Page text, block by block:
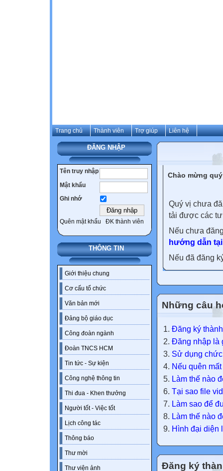
Trang chủ Thành viên Trợ giúp Liên hệ
ĐĂNG NHẬP
Tên truy nhập
Mật khẩu
Ghi nhớ
Quên mật khẩu ĐK thành viên
THÔNG TIN
Giới thiệu chung
Cơ cấu tổ chức
Văn bản mới
Đảng bộ giáo dục
Công đoàn ngành
Đoàn TNCS HCM
Tin tức - Sự kiện
Công nghệ thông tin
Thi đua - Khen thưởng
Người tốt - Việc tốt
Lịch công tác
Thông báo
Thư mời
Thư viện ảnh
Chào mừng
Quý vị chưa
tải được các
Nếu chưa
hướng dẫn
Nếu đã đăng
Những câu
Đăng ký
Đăng nhập là
Sử dụng
Nếu quên
Làm thế nào
Tại sao file
Làm sao để
Làm thế nào
Hình đại diện
Đăng ký